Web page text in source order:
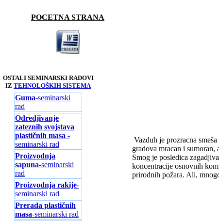
POCETNA STRANA
OSTALI SEMINARSKI RADOVI
IZ TEHNOLOŠKIH SISTEMA
Guma-seminarski
rad
Odredjivanje
zateznih svojstava
plastičnih masa -
seminarski rad
Proizvodnja
sapuna-seminarski
rad
Proizvodnja rakije-
seminarski rad
Prerada plastičnih
masa-seminarski rad
Vazduh je prozracna
gradova mracan i
Smog je posledica
koncentracije osnovnih
prirodnih požara. Ali,